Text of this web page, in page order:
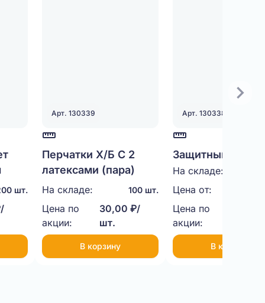
шт.
Арт. 130339
Перчатки Х/Б С 2
латексами (пара)
На складе: 100 шт.
Цена по
акции:
30,00 ₽/
шт.
В корзину
Арт. 130338
Защитный
картона
(50Х50Х1000)
На складе:
Цена от:
Цена по
акции:
В корзину